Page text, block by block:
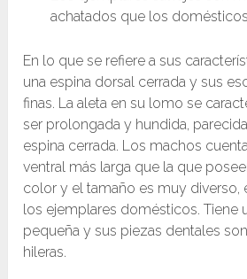
achatados que los
En lo que se refiere a sus
una espina dorsal cerrada y sus
finas. La aleta en su lomo se
ser prolongada y hundida,
espina cerrada. Los machos
ventral más larga que la que
color y el tamaño es muy diverso,
los ejemplares domésticos. Tiene
pequeña y sus piezas dentales
hileras.